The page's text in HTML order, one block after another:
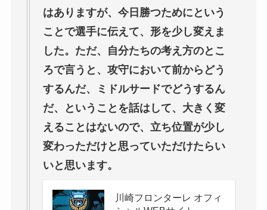
はありますが、今日勝つためにという
ことで選手に伝えて、形を少し変えま
した。ただ、自分たちの考え方のとこ
ろで言うと、攻守において前からどう
するんだ、ミドルサードでどうするん
だ、ということを話はして、大きく変
えることはないので、立ち位置が少し
変わっただけと思っていただけたらい
いと思います。
川崎フロンターレ オフィ